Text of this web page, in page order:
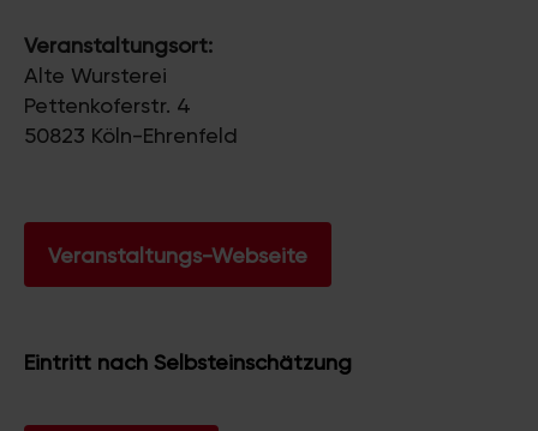
Veranstaltungsort:
Alte Wursterei
Pettenkoferstr. 4
50823 Köln-Ehrenfeld
Veranstaltungs-Webseite
Eintritt nach Selbsteinschätzung